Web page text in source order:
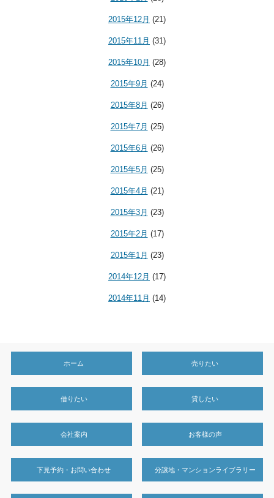
2015年12月 (21)
2015年11月 (31)
2015年10月 (28)
2015年9月 (24)
2015年8月 (26)
2015年7月 (25)
2015年6月 (26)
2015年5月 (25)
2015年4月 (21)
2015年3月 (23)
2015年2月 (17)
2015年1月 (23)
2014年12月 (17)
2014年11月 (14)
ホーム 売りたい
借りたい 貸したい
会社案内 お客様の声
下見予約・お問い合わせ 分譲地・マンションライブラリー